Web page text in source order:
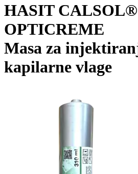
HASIT CALSOL®
OPTICREME
Masa za
kapilarne vlage